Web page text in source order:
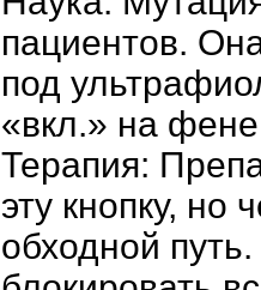
пациентов.
под
«вкл.» на
Терапия:
эту кнопку, но
обходной